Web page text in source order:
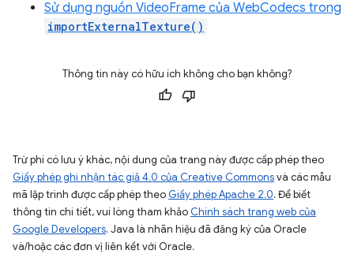
Sử dụng nguồn VideoFrame của WebCodecs trong
importExternalTexture()
Thông tin này có hữu ích không cho bạn không?
Trừ phi có lưu ý khác, nội dung của trang này được cấp phép theo
Giấy phép ghi nhận tác giả 4.0 của Creative Commonsvà các mẫu
mã lập trình được cấp phép theo Giấy phép Apache 2.0. Để biết
thông tin chi tiết, vui lòng tham khảo Chính sách trang web của
Google Developers. Java là nhãn hiệu đã đăng ký của Oracle
và/hoặc các đơn vị liên kết với Oracle.